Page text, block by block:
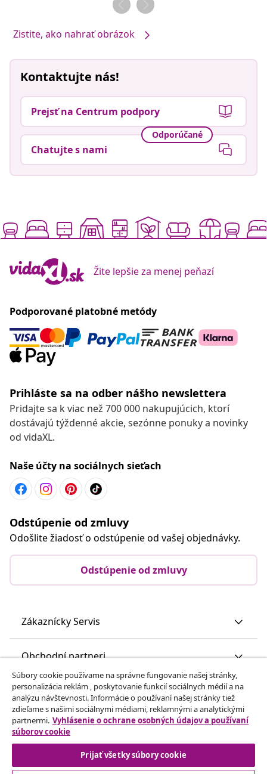
Zistite, ako nahrať obrázok
Kontaktujte nás!
Prejsť na Centrum podpory
Odporúčané
Chatujte s nami
Žite lepšie za menej peňazí
Podporované platobné metódy
Prihláste sa na odber nášho newslettera
Pridajte sa k viac než 700 000 nakupujúcich, ktorí
dostávajú týždenné akcie, sezónne ponuky a novinky
od vidaXL.
Naše účty na sociálnych sieťach
Odstúpenie od zmluvy
Odošlite žiadosť o odstúpenie od vašej objednávky.
Odstúpenie od zmluvy
Zákaznícky Servis
Obchodní partneri
vidaXL
Nájdite viac
Súbory cookie používame na správne fungovanie našej stránky,
personalizácia reklám , poskytovanie funkcií sociálnych médií a na
analýzu návštevnosti. Informácie o používaní našej stránky tiež
zdieľame s našimi sociálnymi médiami, reklamnými a analytickými
partnermi. Vyhlásenie o ochrane osobných údajov a používaní
súborov cookie
Prijať všetky súbory cookie